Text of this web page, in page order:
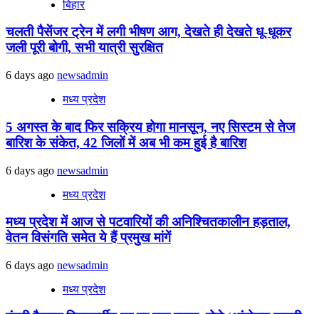
बिहार
चलती पैसेंजर ट्रेन में लगी भीषण आग, देखते ही देखते धू-धूकर
जली पूरी बोगी, सभी यात्री सुरक्षित
6 days ago newsadmin
मध्य प्रदेश
5 अगस्त के बाद फिर सक्रिय होगा मानसून, नए सिस्टम से तेज
बारिश के संकेत, 42 जिलों में अब भी कम हुई है बारिश
6 days ago newsadmin
मध्य प्रदेश
मध्य प्रदेश में आज से पटवारियों की अनिश्चितकालीन हड़ताल,
वेतन विसंगति समेत ये हैं प्रमुख मांगें
6 days ago newsadmin
मध्य प्रदेश